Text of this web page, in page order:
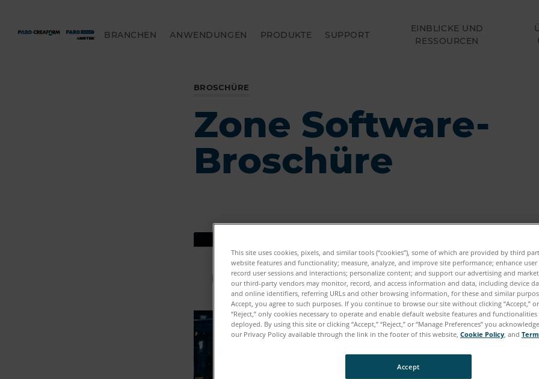
BRANCHEN ANWENDUNGEN PRODUKTE SUPPORT
EINBLICKE UND
RESSOURCEN
BROSCHÜRE
Zone Software-
Broschüre
This site uses cookies, pixels, and similar tools (“cookies”), some of which are provided by third
website features and functionality; measure, analyze, and improve site performance; enhance user
record user sessions and interactions; personalize content; and support our advertising and
our third-party vendors may monitor, record, and access information and data, including device
and online identifiers, referring URLs and other browsing information, for these and similar
Accept, you agree to such purposes. If you continue to browse our site without clicking “Accept,”
“Reject,” only cookies necessary to operate and enable default website features and
deployed. By using this site or clicking “Accept,” “Reject,” or “Manage Preferences” you
our Privacy Policy available through the link in the footer of this website, Cookie Policy , and
Accept